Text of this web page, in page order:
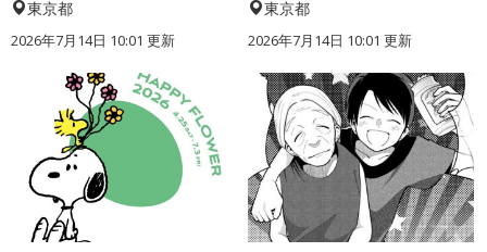
東京都
2026年7月14日 10:01 更新
東京都
2026年7月14日 10:01 更新